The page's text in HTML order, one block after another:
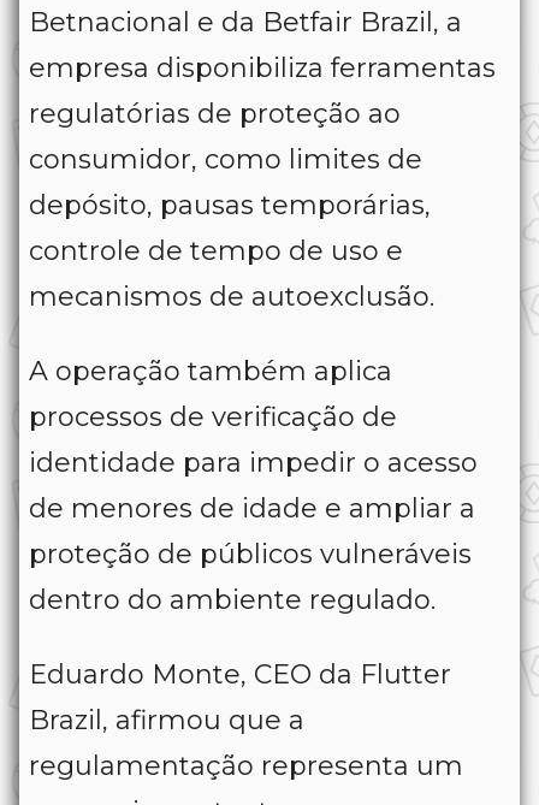
Betnacional e da Betfair Brazil, a
empresa disponibiliza ferramentas
regulatórias de proteção ao
consumidor, como limites de
depósito, pausas temporárias,
controle de tempo de uso e
mecanismos de autoexclusão.
A operação também aplica
processos de verificação de
identidade para impedir o acesso
de menores de idade e ampliar a
proteção de públicos vulneráveis
dentro do ambiente regulado.
Eduardo Monte, CEO da Flutter
Brazil, afirmou que a
regulamentação representa um